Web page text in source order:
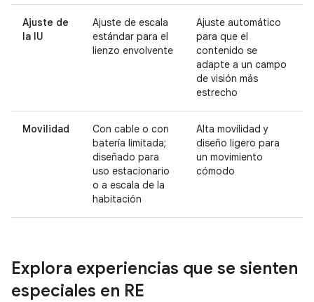
Ajuste de
la IU
Ajuste de escala
estándar para el
lienzo envolvente
Ajuste automático
para que el
contenido se
adapte a un campo
de visión más
estrecho
Movilidad
Con cable o con
batería limitada;
diseñado para
uso estacionario
o a escala de la
habitación
Alta movilidad y
diseño ligero para
un movimiento
cómodo
Explora experiencias que se sienten
especiales en RE